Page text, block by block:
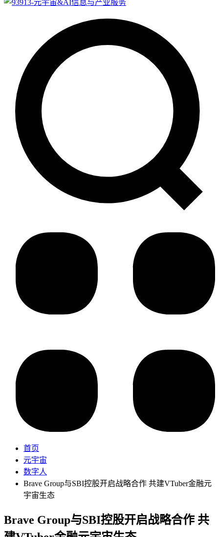
首页
元宇宙
数字人
Brave Group与SBI控股开启战略合作 共建VTuber金融元
宇宙生态
Brave Group与SBI控股开启战略合作 共